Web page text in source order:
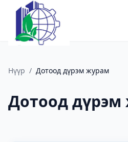
Нүүр / Дотоод дүрэм журам
Дотоод